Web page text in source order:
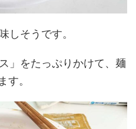
しそうです。
」をたっぷりかけて、麺
す。